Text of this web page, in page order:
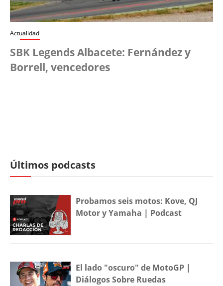
Actualidad
SBK Legends Albacete: Fernández y
Borrell, vencedores
Últimos podcasts
Probamos seis motos: Kove, QJ
Motor y Yamaha | Podcast
El lado "oscuro" de MotoGP |
Diálogos Sobre Ruedas